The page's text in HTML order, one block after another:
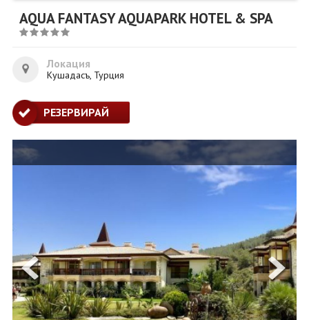
ПОЧИВКИ
ЕКЗОТИКА
ЕКСКУРЗИИ
ОЩЕ
КОНТАКТИ
0700 144 34
ПОСЛЕДВАЙТЕ НИ
AQUA FANTASY AQUAPARK HOTEL & SPA
Локация
Кушадасъ, Турция
РЕЗЕРВИРАЙ